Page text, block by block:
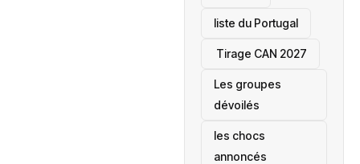
liste du Portugal
‎ Tirage CAN 2027
Les groupes
dévoilés
les chocs
annoncés